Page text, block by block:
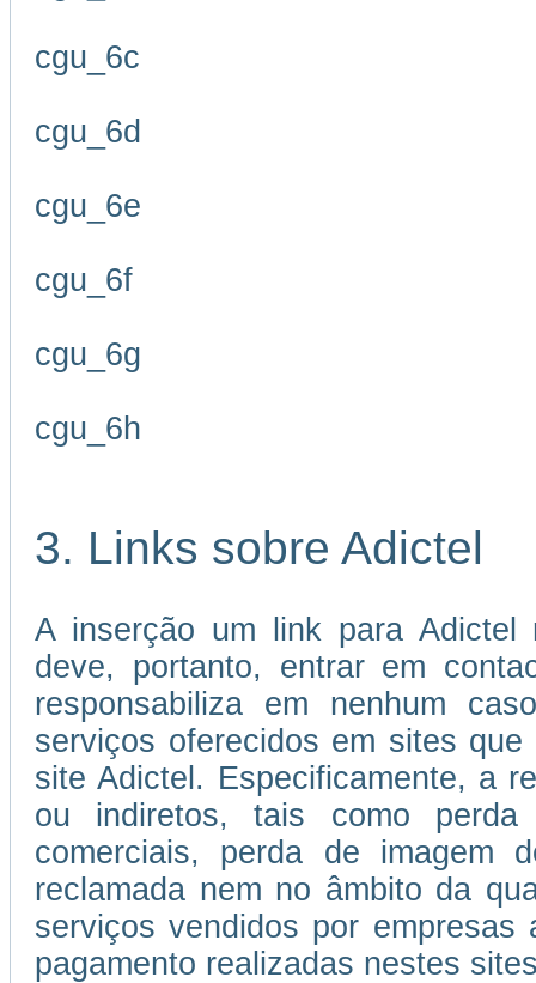
cgu_6c
cgu_6d
cgu_6e
cgu_6f
cgu_6g
cgu_6h
3. Links sobre Adictel
A inserção um link para Adictel
deve, portanto, entrar em
responsabiliza em nenhum
serviços oferecidos em sites
site Adictel. Especificamente, a
ou indiretos, tais como perda
comerciais, perda de imagem
reclamada nem no âmbito da
serviços vendidos por
pagamento realizadas nestes